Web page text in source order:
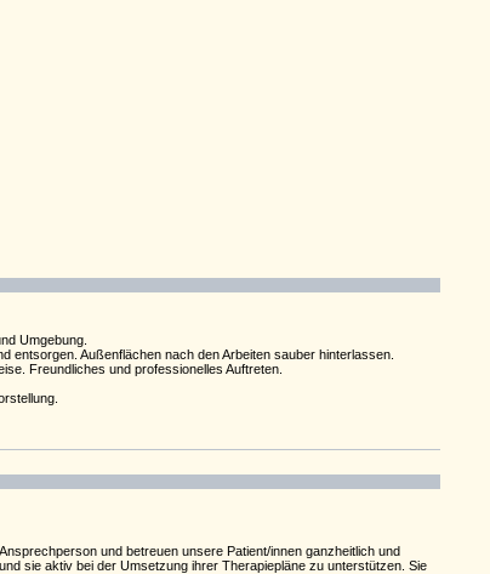
Umgebung.
Außenflächen nach den Arbeiten sauber hinterlassen.
Freundliches und professionelles Auftreten.
und betreuen unsere Patient/innen ganzheitlich und
sie aktiv bei der Umsetzung ihrer Therapiepläne zu unterstützen. Sie